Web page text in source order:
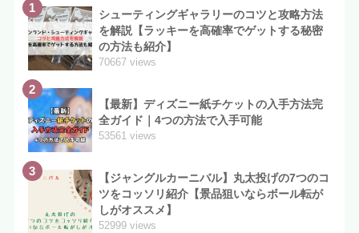
1
シューティングギャラリーのコツと攻略方法
を解説【ラッキーを高確率でゲットする秘密
の方法も紹介】
70667 views
2
【最新】ディズニー紙チケットの入手方法完
全ガイド｜4つの方法で入手可能
53561 views
3
【ジャングルカーニバル】丸太投げの7つのコ
ツをコッソリ紹介【景品狙いならボール転が
しがオススメ】
52999 views